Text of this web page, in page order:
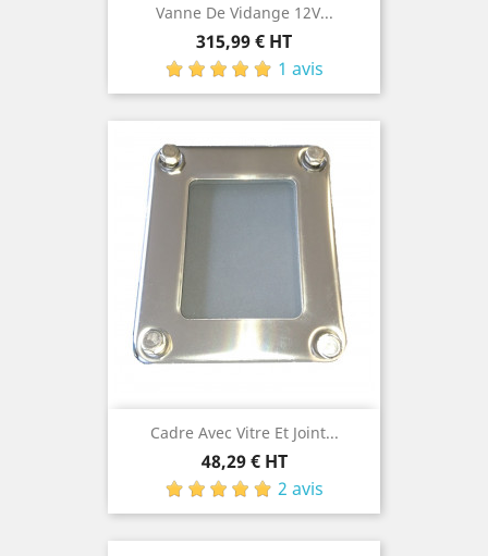
Vanne De Vidange 12V...
Prix
315,99 € HT
1 avis
Cadre Avec Vitre Et Joint...
Prix
48,29 € HT
2 avis